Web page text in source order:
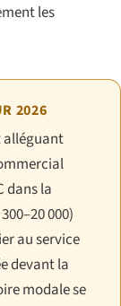
les
2026
alléguant
dans la
000)
au service
devant la
modale se